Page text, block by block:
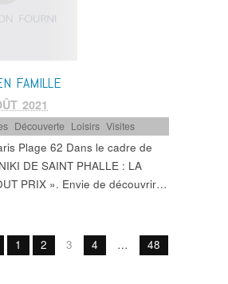
FAMILLE
2021
Découverte Loisirs ,Visites
Plage 62 Dans le cadre de
DE SAINT PHALLE : LA
PRIX ». Envie de découvrir…
1 2 3 4 …
48